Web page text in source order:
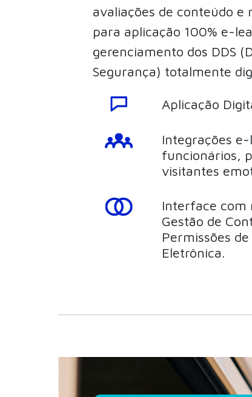
avaliações de conteúdo e
para aplicação 100% e-
gerenciamento dos DDS
Segurança) totalmente
Aplicação
Integrações
funcionários,
visitantes
Interface com
Gestão de
Permissões
Eletrônica.